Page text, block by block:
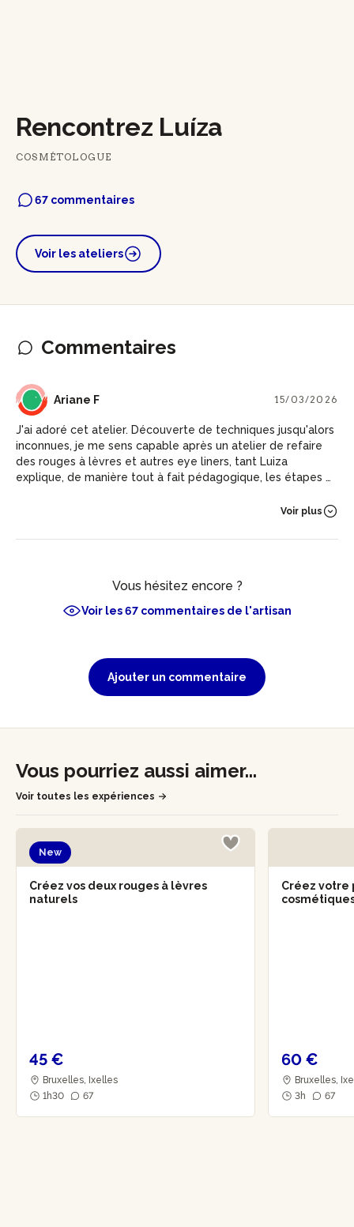
Rencontrez Luíza
COSMÉTOLOGUE
67 commentaires
Voir les ateliers
Commentaires
AF Ariane F 15/03/2026
J'ai adoré cet atelier. Découverte de techniques jusqu'alors
inconnues, je me sens capable après un atelier de refaire
des rouges à lèvres et autres eye liners, tant Luiza
explique, de manière tout à fait pédagogique, les étapes à
produits capillaires sous peu. Merci encore, Luiza, pour ta
Voir plus
Vous hésitez encore ?
Voir les 67 commentaires de l'artisan
Ajouter un commentaire
Vous pourriez aussi aimer...
Voir toutes les expériences
New
Créez vos deux rouges à lèvres
naturels
45 €
Bruxelles, Ixelles
1h30
67
Créez votre
60 €
Bruxelles,
3h
67